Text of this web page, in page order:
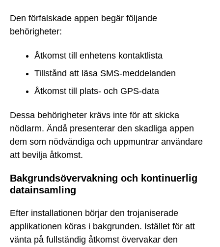
Den förfalskade appen begär följande
behörigheter:
Åtkomst till enhetens kontaktlista
Tillstånd att läsa SMS-meddelanden
Åtkomst till plats- och GPS-data
Dessa behörigheter krävs inte för att skicka
nödlarm. Ändå presenterar den skadliga appen
dem som nödvändiga och uppmuntrar användare
att bevilja åtkomst.
Bakgrundsövervakning och kontinuerlig
datainsamling
Efter installationen börjar den trojaniserade
applikationen köras i bakgrunden. Istället för att
vänta på fullständig åtkomst övervakar den